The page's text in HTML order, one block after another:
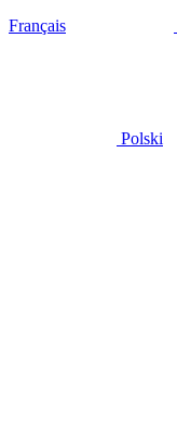
Français
Polski